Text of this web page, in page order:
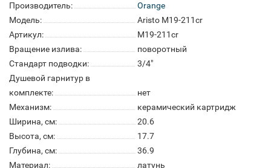
Производитель:
Orange
Модель:
Aristo M19-211cr
Артикул:
M19-211cr
Вращение излива:
поворотный
Стандарт подводки:
3/4"
Душевой гарнитур в
комплекте:
нет
Механизм:
керамический картридж
Ширина, см:
20.6
Высота, см:
17.7
Глубина, см:
36.9
Материал:
латунь